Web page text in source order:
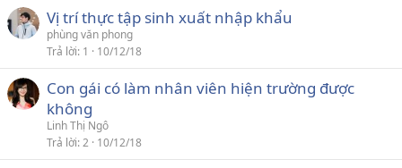
Vị trí thực tập sinh xuất nhập khẩu
phùng văn phong
Trả lời 1 10/12/18
Con gái có làm nhân viên hiện trường được
không
Linh Thị Ngô
Trả lời 2 10/12/18